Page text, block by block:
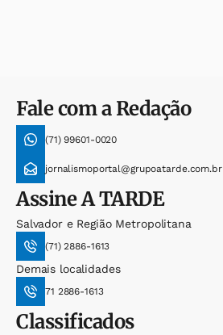
Fale com a Redação
(71) 99601-0020
jornalismoportal@grupoatarde.com.br
AssineA TARDE
Salvador e Região Metropolitana
(71) 2886-1613
Demais localidades
71 2886-1613
Classificados